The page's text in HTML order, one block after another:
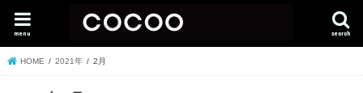
search
menu
HOME 2021年 2月